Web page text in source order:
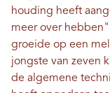
houding heeft
meer over
groeide op een
jongste van zeven
de algemene